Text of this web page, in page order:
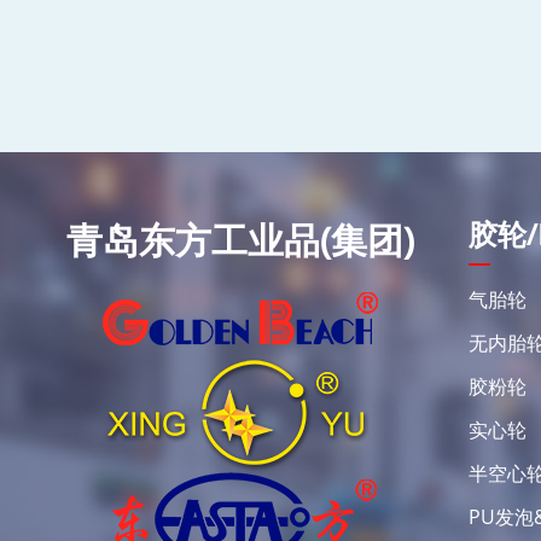
青岛东方工业品(集团) 胶轮
气胎轮
无内胎
胶粉轮
实心轮
半空心
PU发